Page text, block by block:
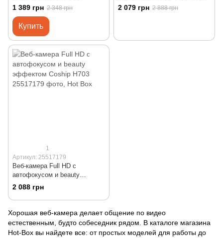
встроенным микрофоном
коррекцией света и
автофокусом Yikoo YL15
Black
1 389 грн 2 348 грн
Купить
встроенным микрофоном
Сoship H710 Black
2 079 грн 2 888 грн
1
Артикул: 25517179
Веб-камера Full HD c
автофокусом и beauty
эффектом Coship H703
2 088 грн
Хорошая веб-камера делает общение по видео
естественным, будто собеседник рядом. В каталоге магазина
Hot-Box вы найдете все: от простых моделей для работы до